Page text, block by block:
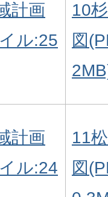
計画
ル:25
10
図
計画
ル:24
11
図